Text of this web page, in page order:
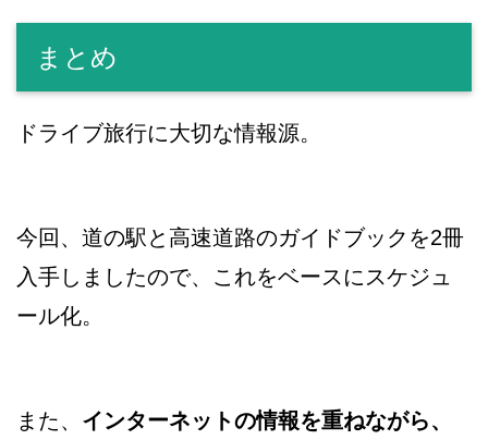
まとめ
ドライブ旅行に大切な情報源。
今回、道の駅と高速道路のガイドブックを2冊
入手しましたので、これをベースにスケジュ
ール化。
また、 インターネットの情報を重ねながら、